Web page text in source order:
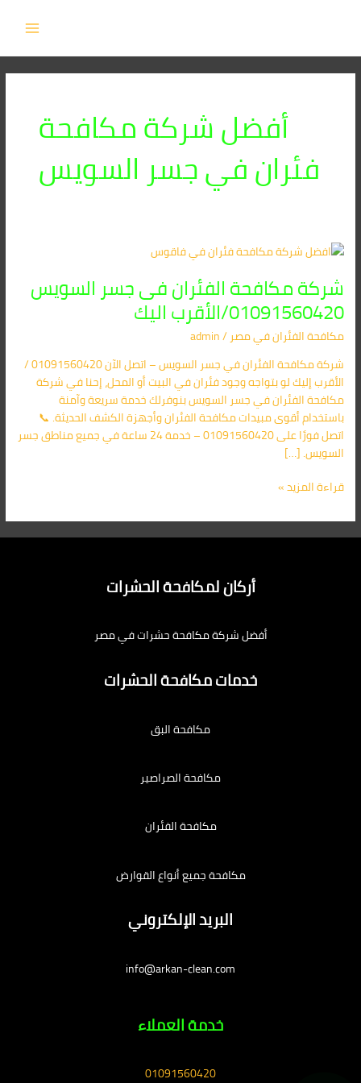
أفضل شركة مكافحة
فئران في جسر السويس
شركة مكافحة الفئران فى جسر السويس
01091560420/الأقرب اليك
مكافحة الفئران​ في مصر/
admin
شركة مكافحة الفئران في جسر السويس – اتصل الآن 01091560420 /
الأقرب إليك لو بتواجه وجود فئران في البيت أو المحل، إحنا في شركة
مكافحة الفئران في جسر السويس بنوفرلك خدمة سريعة وآمنة
باستخدام أقوى مبيدات مكافحة الفئران وأجهزة الكشف الحديثة. 📞
اتصل فورًا على 01091560420 – خدمة 24 ساعة في جميع مناطق جسر
السويس. […]
شركة
الفئران
فى
جسر
السويس
01091560420/
الأقرب
اليك
قراءة المزيد »
أركان لمكافحة الحشرات
أفضل شركة مكافحة حشرات في مصر
خدمات مكافحة الحشرات
مكافحة البق
مكافحة الصراصير
مكافحة الفئران
مكافحة جميع أنواع القوارض
البريد الإلكتروني
info@arkan-clean.com
خدمة العملاء
01091560420